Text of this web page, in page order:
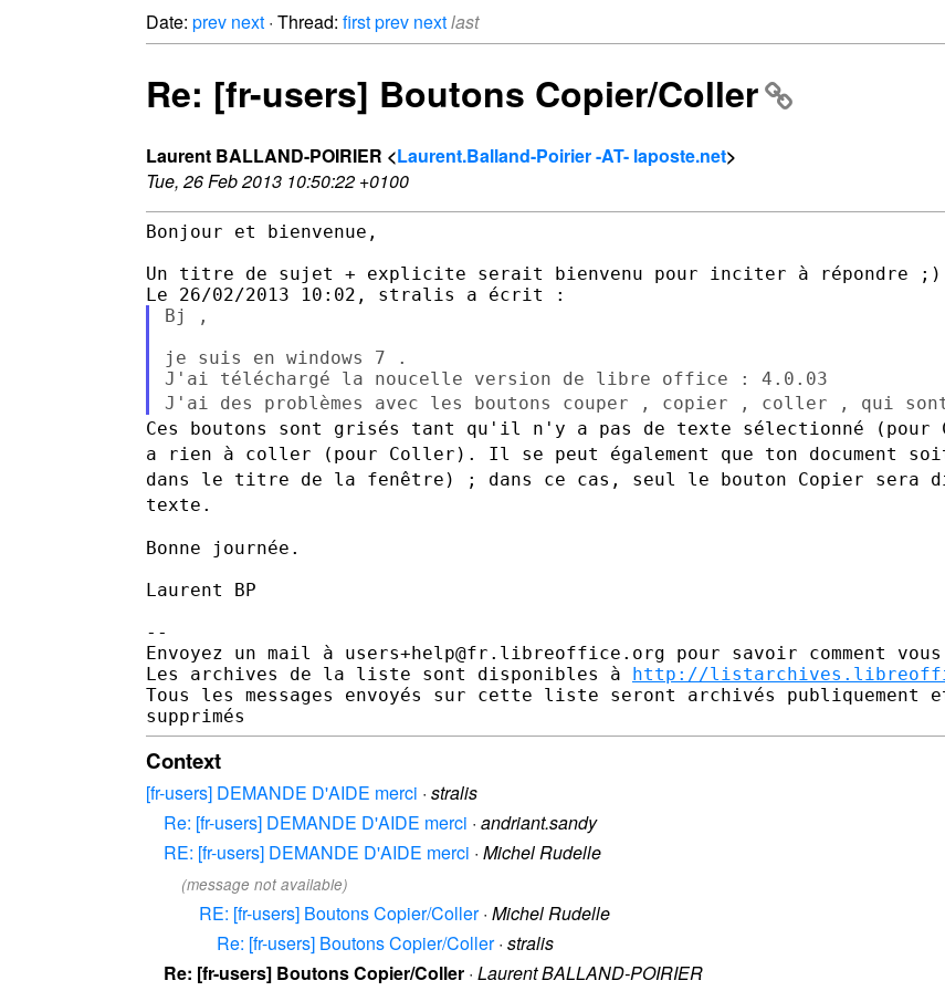
Date: prev next · Thread: firstprev nextlast
Re: [fr-users] Boutons Copier/Coller
Laurent BALLAND-POIRIER <Laurent.Balland-Poirier -AT- laposte.net>
Tue, 26 Feb 2013 10:50:22 +0100
Bonjour et bienvenue,
Un titre de sujet + explicite serait bienvenu pour inciter à répondre ;)
Bj ,
je suis en windows 7 .
J'ai des problèmes avec les boutons couper , copier , coller , qui
Ces boutons sont grisés tant qu'il n'y a pas de texte sélectionné (pour
a rien à coller (pour Coller). Il se peut également que ton document
dans le titre de la fenêtre) ; dans ce cas, seul le bouton Copier sera
texte.
Bonne journée.
Laurent BP
--
Envoyez un mail à users+help@fr.libreoffice.org pour savoir comment
Les archives de la liste sont disponibles à http://
Tous les messages envoyés sur cette liste seront archivés publiquement
Context
[fr-users] DEMANDE D'AIDE merci · stralis
Re: [fr-users] DEMANDE D'AIDE merci · andriant.sandy
RE: [fr-users] DEMANDE D'AIDE merci · Michel Rudelle
(message not available)
RE: [fr-users] Boutons Copier/Coller· Michel Rudelle
Re: [fr-users] Boutons Copier/Coller· stralis
Re: [fr-users] Boutons Copier/Coller · Laurent BALLAND-POIRIER